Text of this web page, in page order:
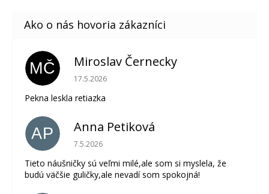
MČ Miroslav Černecky
Hodnotenie obchodu je 5 z 5 hviezdičiek.
17.5.2026
Pekna leskla retiazka
AP Anna Petiková
Hodnotenie obchodu je 5 z 5 hviezdičiek.
7.5.2026
Tieto náušničky sú veľmi milé,ale som si myslela, že
budú väčšie guličky,ale nevadí som spokojná!